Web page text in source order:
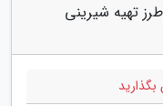
تهیه شیرینی
بگذارید